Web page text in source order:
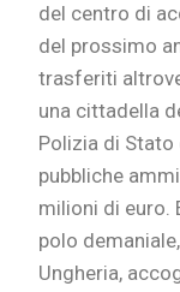
del centro di
del prossimo
trasferiti
una cittadella
Polizia di
pubbliche
milioni di euro.
polo
Ungheria,